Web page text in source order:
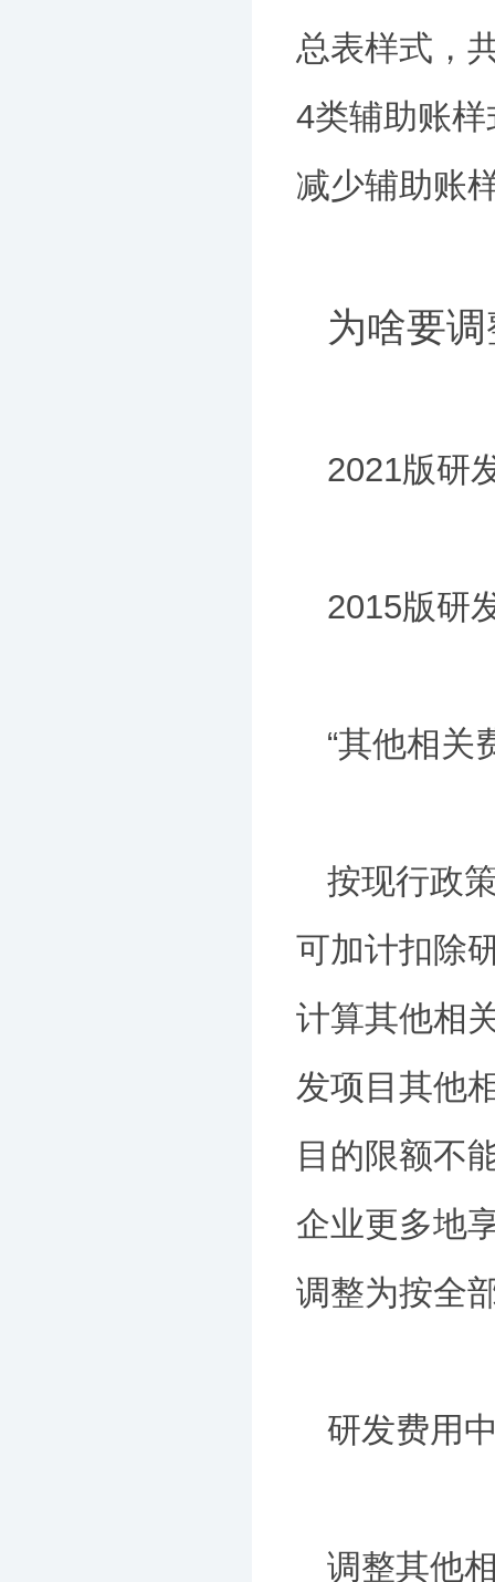
总表样式，
4类辅助账样
减少辅助账
为啥要
2021版研
2015版研
“其他相关
按现行政
可加计扣除
计算其他相
发项目其他
目的限额不
企业更多地
调整为按全
研发费用
调整其他